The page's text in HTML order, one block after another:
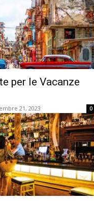
per le Vacanze
21, 2023 0